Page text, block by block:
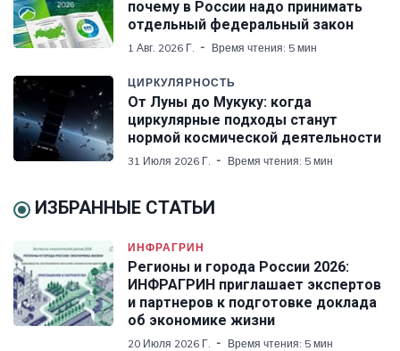
почему в России надо принимать
отдельный федеральный закон
1 Авг. 2026 Г. Время чтения: 5 мин
ЦИРКУЛЯРНОСТЬ
От Луны до Мукуку: когда
циркулярные подходы станут
нормой космической деятельности
31 Июля 2026 Г. Время чтения: 5 мин
ИЗБРАННЫЕ СТАТЬИ
ИНФРАГРИН
Регионы и города России 2026:
ИНФРАГРИН приглашает экспертов
и партнеров к подготовке доклада
об экономике жизни
20 Июля 2026 Г. Время чтения: 5 мин